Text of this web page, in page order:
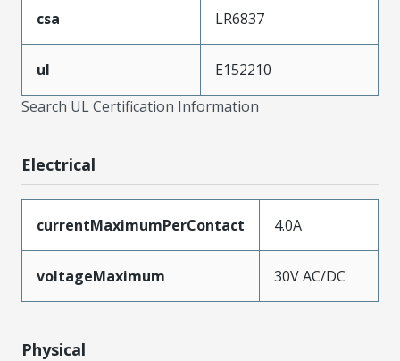
csa LR6837
ul
E152210
Search UL Certification Information
Electrical
currentMaximumPerContact 4.0A
voltageMaximum 30V AC/DC
Physical